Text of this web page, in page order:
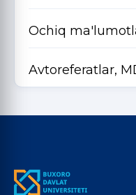
Ochiq
Avtoreferatlar,